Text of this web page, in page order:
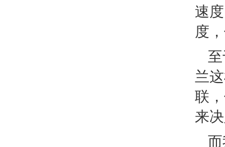
速
度
兰
联
来